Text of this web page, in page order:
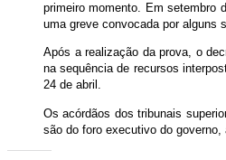
primeiro momento. Em setembro
uma greve convocada por alguns
Após a realização da prova, o
na sequência de recursos
24 de abril.
Os acórdãos dos tribunais
são do foro executivo do